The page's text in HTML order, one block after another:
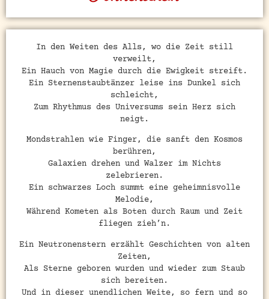
In den Weiten des Alls, wo die Zeit still
verweilt,
Ein Hauch von Magie durch die Ewigkeit streift.
Ein Sternenstaubtänzer leise ins Dunkel sich
schleicht,
Zum Rhythmus des Universums sein Herz sich
neigt.
Mondstrahlen wie Finger, die sanft den Kosmos
berühren,
Galaxien drehen und Walzer im Nichts
zelebrieren.
Ein schwarzes Loch summt eine geheimnisvolle
Melodie,
Während Kometen als Boten durch Raum und Zeit
fliegen zieh’n.
Ein Neutronenstern erzählt Geschichten von alten
Zeiten,
Als Sterne geboren wurden und wieder zum Staub
sich bereiten.
Und in dieser unendlichen Weite, so fern und so